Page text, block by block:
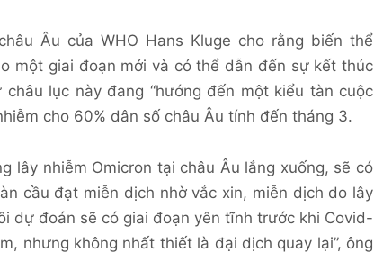
Âu của WHO Hans Kluge cho rằng biến thể
một giai đoạn mới và có thể dẫn đến sự kết thúc
lục này đang “hướng đến một kiểu tàn cuộc
cho 60% dân số châu Âu tính đến tháng 3.
lây nhiễm Omicron tại châu Âu lắng xuống, sẽ có
cầu đạt miễn dịch nhờ vắc xin, miễn dịch do lây
dự đoán sẽ có giai đoạn yên tĩnh trước khi Covid-
nhưng không nhất thiết là đại dịch quay lại”, ông